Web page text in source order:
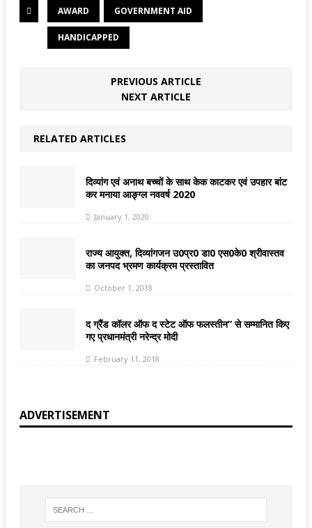
AWARD GOVERNMENT AID
HANDICAPPED
PREVIOUS ARTICLE
NEXT ARTICLE
RELATED ARTICLES
दिव्यांग एवं अनाथ बच्चों के साथ केक काटकर एवं उपहार बांट
कर मनाया आङ्ग्ल नववर्ष 2020
January 1, 2020
राज्य आयुक्त, दिव्यांगजन उ0प्र0 डा0 एस0के0 श्रीवास्तव
का जनपद भ्रमण कार्यक्रम प्रस्तावित
October 1, 2018
द ग्रैंड कॉलर ऑफ द स्टेट ऑफ फलस्तीन” से सम्मानित किए
गए प्रधानमंत्री नरेन्द्र मोदी
February 11, 2018
ADVERTISEMENT